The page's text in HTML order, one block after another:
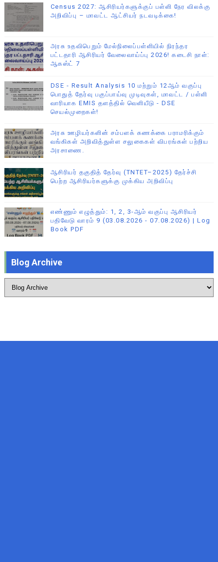
Census 2027: ஆசிரியர்களுக்குப் பள்ளி நேர விலக்கு
அறிவிப்பு – மாவட்ட ஆட்சியர் நடவடிக்கை!
அரசு உதவிபெறும் மேல்நிலைப்பள்ளியில் நிரந்தர
பட்டதாரி ஆசிரியர் வேலைவாய்ப்பு 2026! கடைசி நாள்:
ஆகஸ்ட் 7
DSE - Result Analysis 10 மற்றும் 12ஆம் வகுப்பு
பொதுத் தேர்வு பகுப்பாய்வு முடிவுகள், மாவட்ட / பள்ளி
வாரியாக EMIS தளத்தில் வெளியீடு - DSE
செயல்முறைகள்!
அரசு ஊழியர்களின் சம்பளக் கணக்கை பராமரிக்கும்
வங்கிகள் அறிவித்துள்ள சலுகைகள் விபரங்கள் பற்றிய
அரசாணை.
ஆசிரியர் தகுதித் தேர்வு (TNTET–2025) தேர்ச்சி
பெற்ற ஆசிரியர்களுக்கு முக்கிய அறிவிப்பு
எண்ணும் எழுத்தும்: 1, 2, 3-ஆம் வகுப்பு ஆசிரியர்
பதிவேடு வாரம் 9 (03.08.2026 - 07.08.2026) | Log
Book PDF
Blog Archive